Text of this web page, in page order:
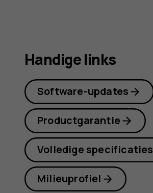
Handige links
Software-updates
Productgarantie
Volledige specificaties
Milieuprofiel